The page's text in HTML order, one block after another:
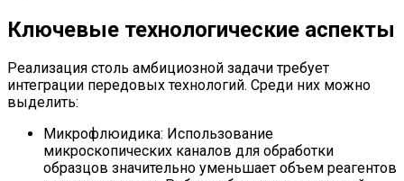
Ключевые технологические аспекты
Реализация столь амбициозной задачи требует
интеграции передовых технологий. Среди них можно
выделить:
Микрофлюидика: Использование
микроскопических каналов для обработки
образцов значительно уменьшает объем реагентов